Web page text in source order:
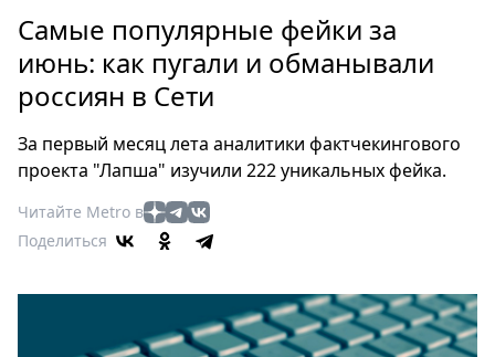
Россия
Мир
Здоровье
Туризм
Мода
Театр
Кино
Выставки
Самые популярные фейки за
июнь: как пугали и обманывали
россиян в Сети
За первый месяц лета аналитики фактчекингового
проекта "Лапша" изучили 222 уникальных фейка.
Читайте Metro в
Поделиться